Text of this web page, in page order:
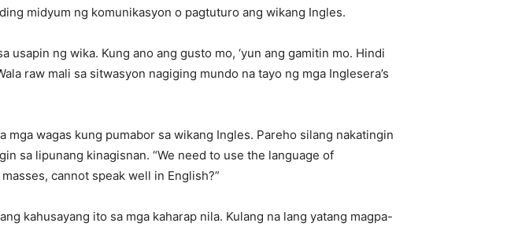
midyum ng komunikasyon o pagtuturo ang wikang Ingles.
usapin ng wika. Kung ano ang gusto mo, ‘yun ang gamitin mo. Hindi
raw mali sa sitwasyon nagiging mundo na tayo ng mga Inglesera’s
mga wagas kung pumabor sa wikang Ingles. Pareho silang nakatingin
sa lipunang kinagisnan. “We need to use the language of
cannot speak well in English?”
kahusayang ito sa mga kaharap nila. Kulang na lang yatang magpa-